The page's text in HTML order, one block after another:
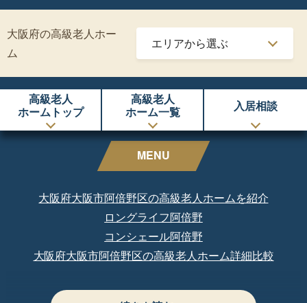
大阪府の高級老人ホー
ム
高級老人
ホームトップ
高級老人
ホーム一覧
入居相談
MENU
大阪府大阪市阿倍野区の高級老人ホームを紹介
ロングライフ阿倍野
コンシェール阿倍野
大阪府大阪市阿倍野区の高級老人ホーム詳細比較